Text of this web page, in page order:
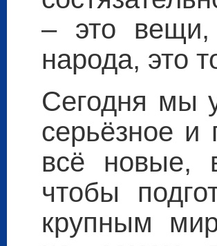
– это вещи,
народа, это
Сегодня мы
серьёзное и
всё новые,
чтобы
крупным